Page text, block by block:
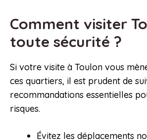
Comment visiter
toute sécurité ?
Si votre visite à Toulon vous
ces quartiers, il est prudent de
recommandations essentielles
risques.
Évitez les déplacements